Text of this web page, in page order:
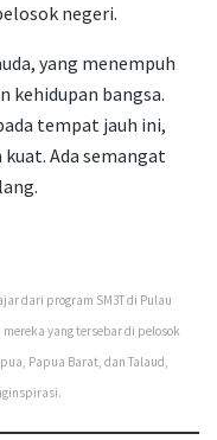
negeri.
yang menempuh
kehidupan bangsa.
tempat jauh ini,
Ada semangat
dari program SM3T di Pulau
yang tersebar di pelosok
Papua Barat, dan Talaud,